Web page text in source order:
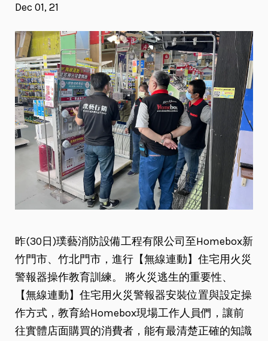
Dec 01, 21
昨(30日)璞藝消防設備工程有限公司至Homebox新
竹門市、竹北門市，進行【無線連動】住宅用火災
警報器操作教育訓練。 將火災逃生的重要性、
【無線連動】住宅用火災警報器安裝位置與設定操
作方式，教育給Homebox現場工作人員們，讓前
往實體店面購買的消費者，能有最清楚正確的知識